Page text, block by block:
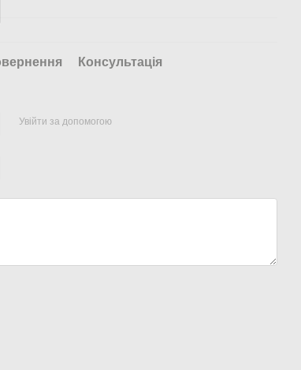
Консультація
Увійти за допомогою